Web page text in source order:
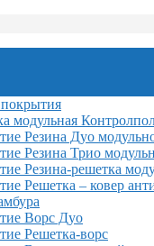
модульная
Резина Дуо
Резина Трио
Резина-решетка
Решетка – ковер
Ворс Дуо
Решетка-ворс